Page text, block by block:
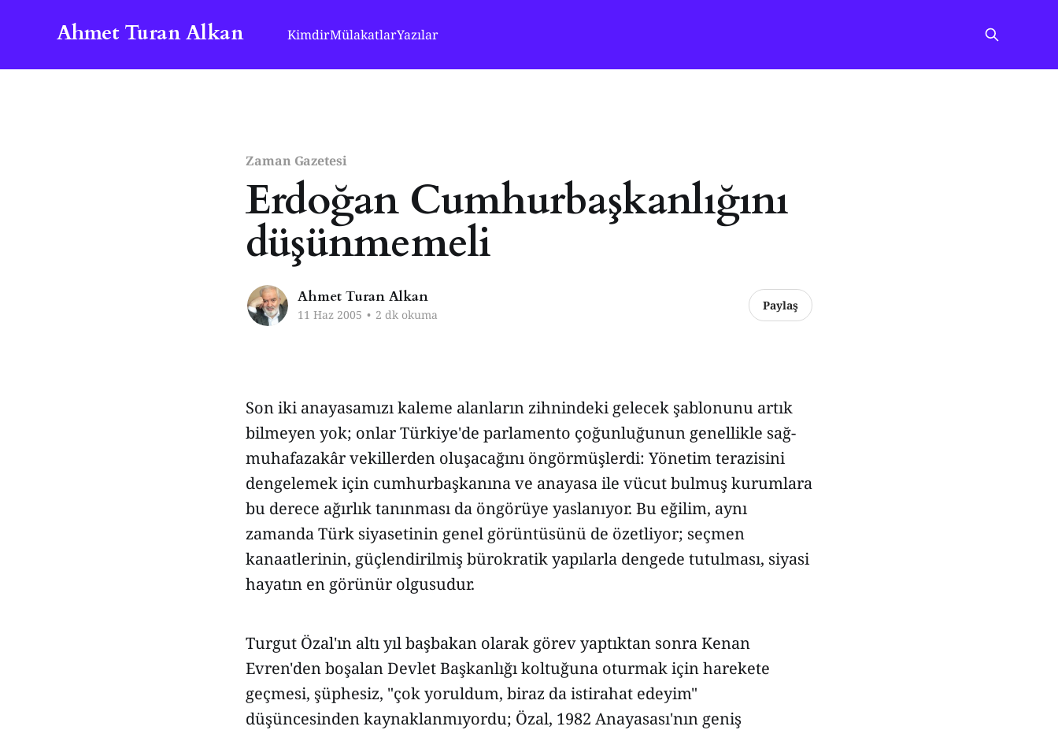
Ahmet Turan Alkan KimdirMülakatlarYazılar
Zaman Gazetesi
Erdoğan Cumhurbaşkanlığını
düşünmemeli
Ahmet Turan Alkan
11 Haz 2005 • 2 dk okuma
Paylaş
Son iki anayasamızı kaleme alanların zihnindeki gelecek şablonunu artık
bilmeyen yok; onlar Türkiye'de parlamento çoğunluğunun genellikle sağ-
muhafazakâr vekillerden oluşacağını öngörmüşlerdi: Yönetim terazisini
dengelemek için cumhurbaşkanına ve anayasa ile vücut bulmuş kurumlara
bu derece ağırlık tanınması da öngörüye yaslanıyor. Bu eğilim, aynı
zamanda Türk siyasetinin genel görüntüsünü de özetliyor; seçmen
kanaatlerinin, güçlendirilmiş bürokratik yapılarla dengede tutulması, siyasi
hayatın en görünür olgusudur.
Turgut Özal'ın altı yıl başbakan olarak görev yaptıktan sonra Kenan
Evren'den boşalan Devlet Başkanlığı koltuğuna oturmak için harekete
geçmesi, şüphesiz, "çok yoruldum, biraz da istirahat edeyim"
düşüncesinden kaynaklanmıyordu; Özal, 1982 Anayasası'nın geniş